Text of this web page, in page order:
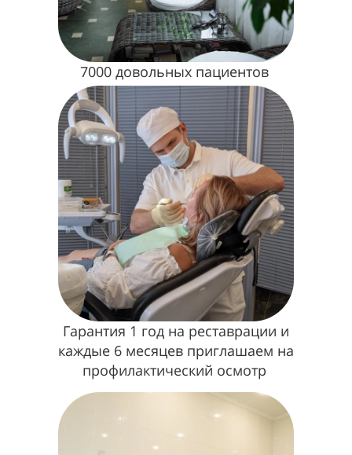
7000 довольных пациентов
Гарантия 1 год на реставрации и
каждые 6 месяцев приглашаем на
профилактический осмотр